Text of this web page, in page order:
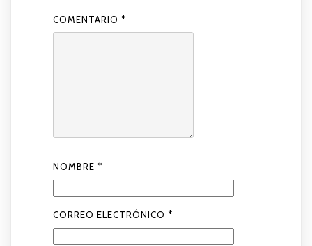
COMENTARIO *
NOMBRE *
CORREO ELECTRÓNICO *